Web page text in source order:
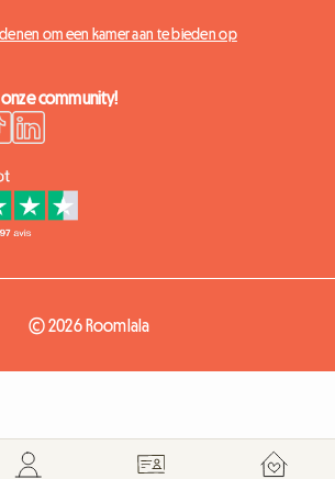
om een kamer aan te bieden op
community!
© 2026 Roomlala